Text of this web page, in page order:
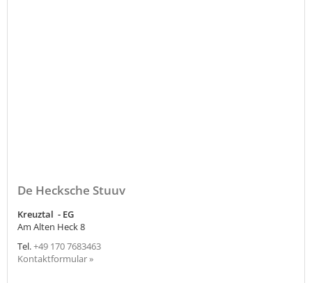
De Hecksche Stuuv
Kreuztal - EG
Am Alten Heck 8
Tel.+49 170 7683463
Kontaktformular »